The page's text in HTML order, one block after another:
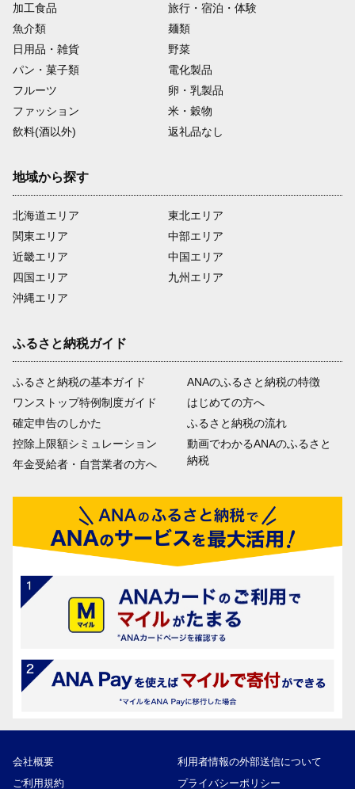
加工食品
旅行・宿泊・体験
魚介類
麺類
日用品・雑貨
野菜
パン・菓子類
電化製品
フルーツ
卵・乳製品
ファッション
米・穀物
飲料(酒以外)
返礼品なし
地域から探す
北海道エリア
関東エリア
近畿エリア
四国エリア
沖縄エリア
東北エリア
中部エリア
中国エリア
九州エリア
ふるさと納税ガイド
ふるさと納税の基本ガイド
ワンストップ特例制度ガイド
確定申告のしかた
控除上限額シミュレーション
年金受給者・自営業者の方へ
ANAのふるさと納税の特徴
はじめての方へ
ふるさと納税の流れ
動画でわかるANAのふるさと
納税
会社概要
利用者情報の外部送信について
ご利用規約
プライバシーポリシー